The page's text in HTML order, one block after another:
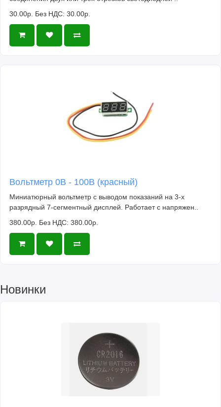
30.00р. Без НДС: 30.00р.
Вольтметр 0В - 100В (красный)
Миниатюрный вольтметр с выводом показаний на 3-х
разрядный 7-сегментный дисплей. Работает с напряжен..
380.00р. Без НДС: 380.00р.
Новинки